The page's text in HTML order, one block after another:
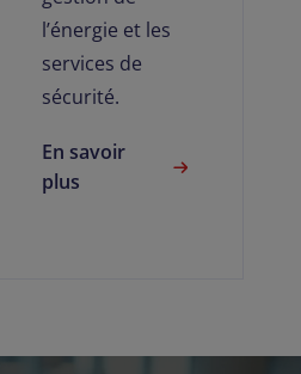
l’énergie et les
services de
sécurité.
En savoir
plus